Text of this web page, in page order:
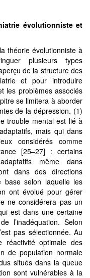
évolutionniste et
théorie évolutionniste à
plusieurs types
de la structure des
et pour introduire
les problèmes associés
se limitera à aborder
de la dépression. (1)
trouble mental est lié à
mais qui dans
considérés comme
[25–27] : certains
même dans
dans des directions
base selon laquelle les
ont évolué pour gérer
ne considérera pas un
est dans une certaine
l’inadéquation. Selon
pas sélectionnée. Au
réactivité optimale des
de population normale
situés dans la queue
sont vulnérables à la